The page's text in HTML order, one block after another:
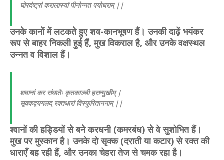
घोरदंष्ट्रां करालास्यां पीनोन्नत पयोधराम् ||
उनके कानों में लटकते हुए शव-कानभूषण हैं। उनकी दाढ़ें भयंकर
रूप से बाहर निकली हुई हैं, मुख विकराल है, और उनके वक्षस्थल
उन्नत व विशाल हैं।
शवानां कर संघातैः कृतकाञ्ची हसन्मुखीम् |
सृक्कद्वयगलद् रक्तधारां विस्फुरिताननाम् ||
श्वानों की हड्डियों से बने करधनी (कमरबंध) से वे सुशोभित हैं।
मुख पर मुस्कान है। उनके दो सृक्क (दराती या कटार) से रक्त की
धाराएँ बह रही हैं, और उनका चेहरा तेज से चमक रहा है।